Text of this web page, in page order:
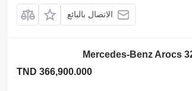
الاتصال بالبائع
Mercedes-Benz Arocs
TND 366,900.000